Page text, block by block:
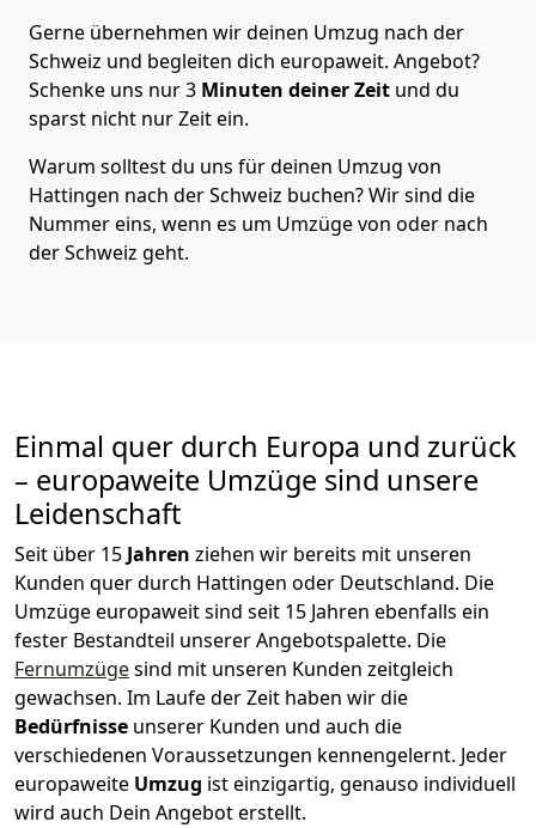
Gerne übernehmen wir deinen Umzug nach der
Schweiz und begleiten dich europaweit. Angebot?
Schenke uns nur3 Minuten deiner Zeit und du
sparst nicht nur Zeit ein.
Warum solltest du uns für deinen Umzug von
Hattingen nach der Schweiz buchen? Wir sind die
Nummer eins, wenn es um Umzüge von oder nach
der Schweiz geht.
Einmal quer durch Europa und zurück
– europaweite Umzüge sind unsere
Leidenschaft
Seit über 15 Jahren ziehen wir bereits mit unseren
Kunden quer durch Hattingen oder Deutschland. Die
Umzüge europaweit sind seit 15 Jahren ebenfalls ein
fester Bestandteil unserer Angebotspalette. Die
Fernumzügesind mit unseren Kunden zeitgleich
gewachsen. Im Laufe der Zeit haben wir die
Bedürfnisse unserer Kunden und auch die
verschiedenen Voraussetzungen kennengelernt. Jeder
europaweite Umzug ist einzigartig, genauso individuell
wird auch Dein Angebot erstellt.